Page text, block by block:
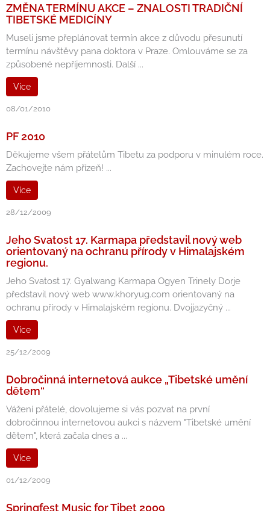
ZMĚNA TERMÍNU AKCE – ZNALOSTI TRADIČNÍ
TIBETSKÉ MEDICÍNY
Museli jsme přeplánovat termín akce z důvodu přesunutí
termínu návštěvy pana doktora v Praze. Omlouváme se za
způsobené nepříjemnosti. Další ...
Více
08/01/2010
PF 2010
Děkujeme všem přátelům Tibetu za podporu v minulém roce.
Zachovejte nám přízeň! ...
Více
28/12/2009
Jeho Svatost 17. Karmapa představil nový web
orientovaný na ochranu přírody v Himalajském
regionu.
Jeho Svatost 17. Gyalwang Karmapa Ogyen Trinely Dorje
představil nový web www.khoryug.com orientovaný na
ochranu přírody v Himalajském regionu. Dvojjazyčný ...
Více
25/12/2009
Dobročinná internetová aukce „Tibetské umění
dětem“
Vážení přátelé, dovolujeme si vás pozvat na první
dobročinnou internetovou aukci s názvem "Tibetské umění
dětem", která začala dnes a ...
Více
01/12/2009
Springfest Music for Tibet 2009